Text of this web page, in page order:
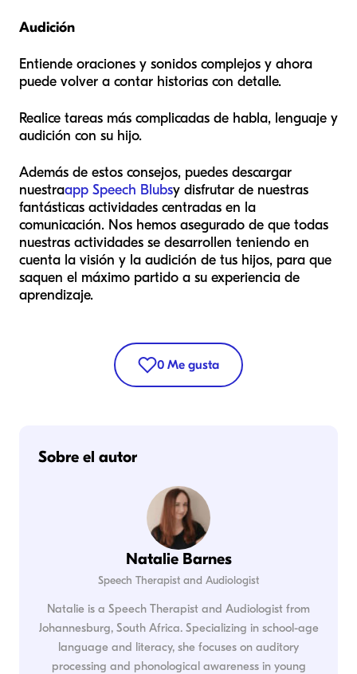
Audición
Entiende oraciones y sonidos complejos y ahora
puede volver a contar historias con detalle.
Realice tareas más complicadas de habla, lenguaje y
audición con su hijo.
Además de estos consejos, puedes descargar
nuestraapp Speech Blubsy disfrutar de nuestras
fantásticas actividades centradas en la
comunicación. Nos hemos asegurado de que todas
nuestras actividades se desarrollen teniendo en
cuenta la visión y la audición de tus hijos, para que
saquen el máximo partido a su experiencia de
aprendizaje.
0 Me gusta
Sobre el autor
Natalie Barnes
Speech Therapist and Audiologist
Natalie is a Speech Therapist and Audiologist from
Johannesburg, South Africa. Specializing in school-age
language and literacy, she focuses on auditory
processing and phonological awareness in young